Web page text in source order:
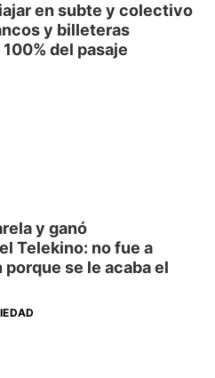
en subte y colectivo
y billeteras
del pasaje
y ganó
Telekino: no fue a
se le acaba el